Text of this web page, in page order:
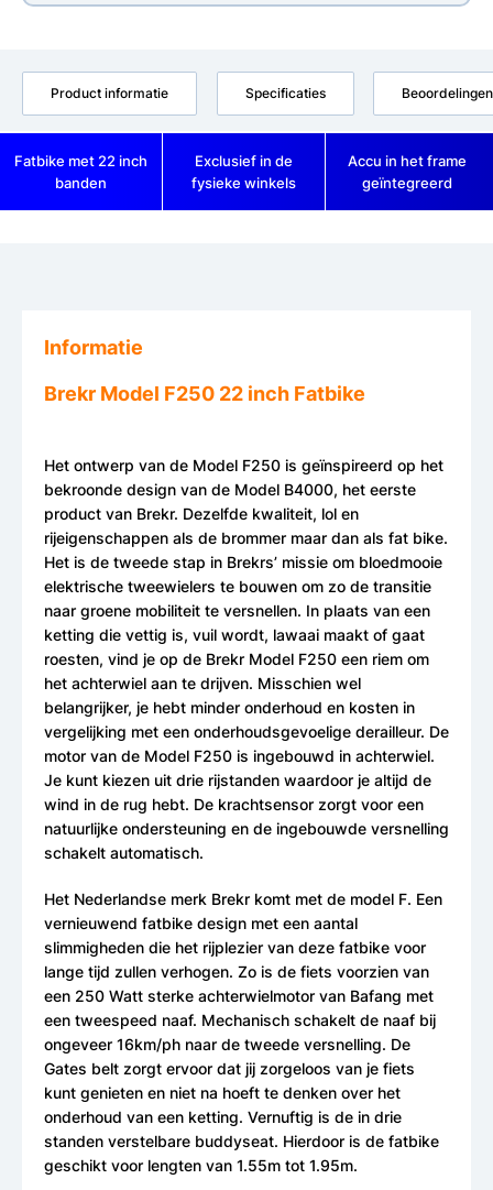
Product informatie Specificaties Beoordelingen
Fatbike met 22 inch
banden
Exclusief in de
fysieke winkels
Accu in het frame
geïntegreerd
Informatie
Brekr Model F250 22 inch Fatbike
Het ontwerp van de Model F250 is geïnspireerd op het
bekroonde design van de Model B4000, het eerste
product van Brekr. Dezelfde kwaliteit, lol en
rijeigenschappen als de brommer maar dan als fat bike.
Het is de tweede stap in Brekrs’ missie om bloedmooie
elektrische tweewielers te bouwen om zo de transitie
naar groene mobiliteit te versnellen. In plaats van een
ketting die vettig is, vuil wordt, lawaai maakt of gaat
roesten, vind je op de Brekr Model F250 een riem om
het achterwiel aan te drijven. Misschien wel
belangrijker, je hebt minder onderhoud en kosten in
vergelijking met een onderhoudsgevoelige derailleur. De
motor van de Model F250 is ingebouwd in achterwiel.
Je kunt kiezen uit drie rijstanden waardoor je altijd de
wind in de rug hebt. De krachtsensor zorgt voor een
natuurlijke ondersteuning en de ingebouwde versnelling
schakelt automatisch.
Het Nederlandse merk Brekr komt met de model F. Een
vernieuwend fatbike design met een aantal
slimmigheden die het rijplezier van deze fatbike voor
lange tijd zullen verhogen. Zo is de fiets voorzien van
een 250 Watt sterke achterwielmotor van Bafang met
een tweespeed naaf. Mechanisch schakelt de naaf bij
ongeveer 16km/ph naar de tweede versnelling. De
Gates belt zorgt ervoor dat jij zorgeloos van je fiets
kunt genieten en niet na hoeft te denken over het
onderhoud van een ketting. Vernuftig is de in drie
standen verstelbare buddyseat. Hierdoor is de fatbike
geschikt voor lengten van 1.55m tot 1.95m.